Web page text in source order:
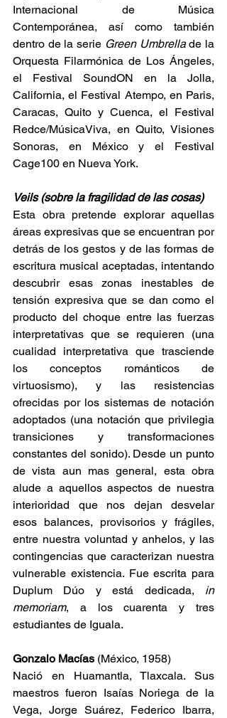
Internacional de Música
Contemporánea, así como también
dentro de la serie Green Umbrella de la
Orquesta Filarmónica de Los Ángeles,
el Festival SoundON en la Jolla,
California, el Festival Atempo, en Paris,
Caracas, Quito y Cuenca, el Festival
Redce/MúsicaViva, en Quito, Visiones
Sonoras, en México y el Festival
Cage100 en Nueva York.
Veils (sobre la fragilidad de las cosas)
Esta obra pretende explorar aquellas
áreas expresivas que se encuentran por
detrás de los gestos y de las formas de
escritura musical aceptadas, intentando
descubrir esas zonas inestables de
tensión expresiva que se dan como el
producto del choque entre las fuerzas
interpretativas que se requieren (una
cualidad interpretativa que trasciende
los conceptos románticos de
virtuosismo), y las resistencias
ofrecidas por los sistemas de notación
adoptados (una notación que privilegia
transiciones y transformaciones
constantes del sonido). Desde un punto
de vista aun mas general, esta obra
alude a aquellos aspectos de nuestra
interioridad que nos dejan desvelar
esos balances, provisorios y frágiles,
entre nuestra voluntad y anhelos, y las
contingencias que caracterizan nuestra
vulnerable existencia. Fue escrita para
Duplum Dúo y está dedicada, in
memoriam, a los cuarenta y tres
estudiantes de Iguala.
Gonzalo Macías (México, 1958)
Nació en Huamantla, Tlaxcala. Sus
maestros fueron Isaías Noriega de la
Vega, Jorge Suárez, Federico Ibarra,